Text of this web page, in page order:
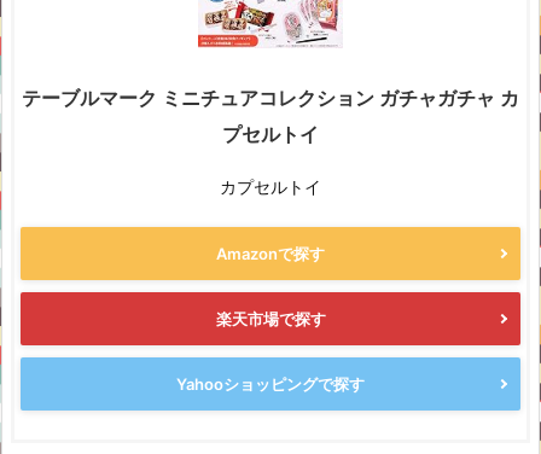
テーブルマーク ミニチュアコレクション ガチャガチャ カ
プセルトイ
カプセルトイ
Amazonで探す
楽天市場で探す
Yahooショッピングで探す